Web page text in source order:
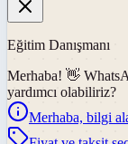
Eğitim Danışmanı
Merhaba! 👋
yardımcı olabiliriz?
Merhaba, bilgi